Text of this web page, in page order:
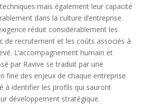
mais également leur capacité
dans la culture d’entreprise.
réduit considérablement les
de recrutement et les coûts associés à
L’accompagnement humain et
par Ravive se traduit par une
fine des enjeux de chaque entreprise
à identifier les profils qui sauront
développement stratégique.